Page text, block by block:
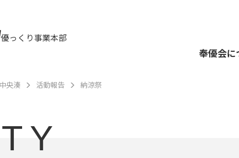
優っくり事業本部
奉優会に
央湊 活動報告 納涼祭